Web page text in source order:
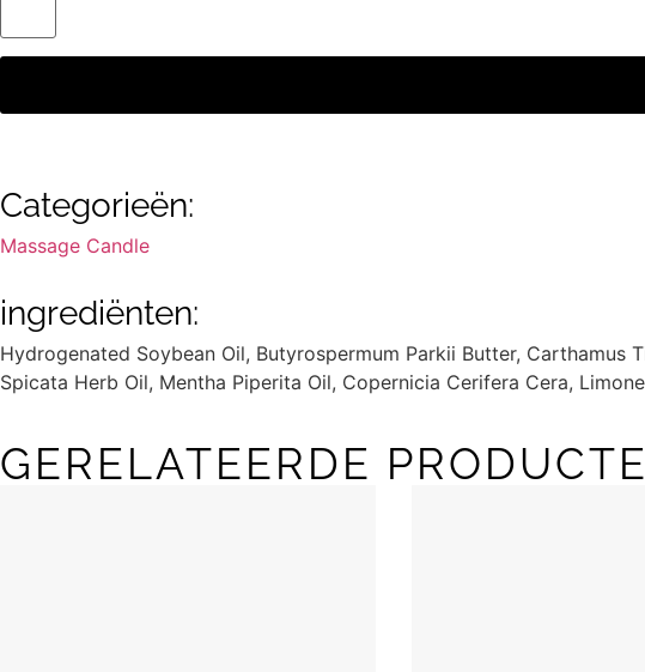
Categorieën:
Massage Candle
ingrediënten:
Hydrogenated Soybean Oil, Butyrospermum Parkii Butter, Carthamus
Spicata Herb Oil, Mentha Piperita Oil, Copernicia Cerifera Cera,
GERELATEERDE